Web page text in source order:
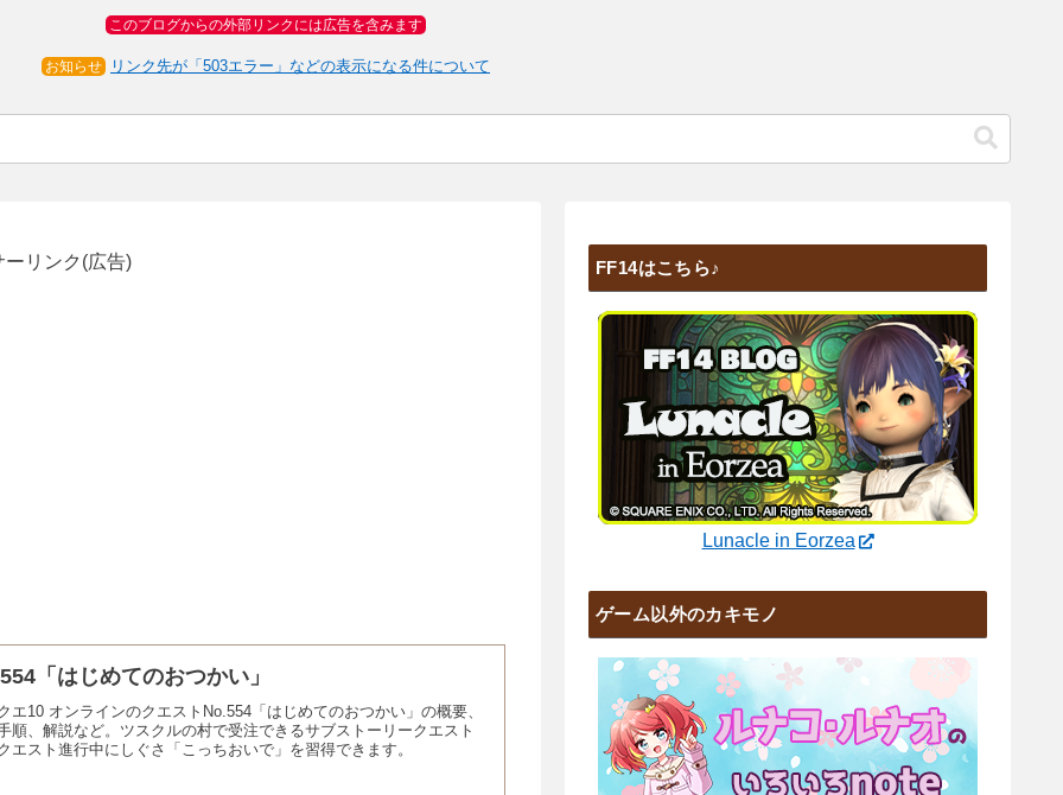
このブログからの外部リンクには広告を含みます
お知らせ リンク先が「503エラー」などの表示になる件について
ーリンク(広告)
「はじめてのおつかい」
エ10 オンラインのクエストNo.554「はじめてのおつかい」の概要、
順、解説など。ツスクルの村で受注できるサブストーリークエスト
エスト進行中にしぐさ「こっちおいで」を習得できます。
FF14はこちら♪
Lunacle in Eorzea
ゲーム以外のカキモノ